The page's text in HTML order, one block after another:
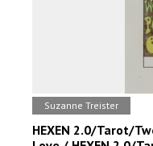
Suzanne Treister
HEXEN 2.0/Tarot/